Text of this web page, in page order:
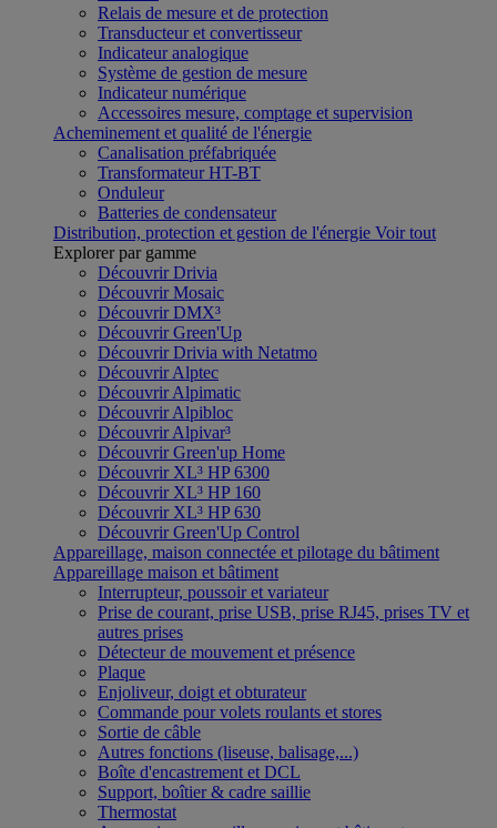
Relais de mesure et de protection
Transducteur et convertisseur
Indicateur analogique
Système de gestion de mesure
Indicateur numérique
Accessoires mesure, comptage et supervision
Acheminement et qualité de l'énergie
Canalisation préfabriquée
Transformateur HT-BT
Onduleur
Batteries de condensateur
Distribution, protection et gestion de l'énergie Voir tout
Explorer par gamme
Découvrir Drivia
Découvrir Mosaic
Découvrir DMX³
Découvrir Green'Up
Découvrir Drivia with Netatmo
Découvrir Alptec
Découvrir Alpimatic
Découvrir Alpibloc
Découvrir Alpivar³
Découvrir Green'up Home
Découvrir XL³ HP 6300
Découvrir XL³ HP 160
Découvrir XL³ HP 630
Découvrir Green'Up Control
Appareillage, maison connectée et pilotage du bâtiment
Appareillage maison et bâtiment
Interrupteur, poussoir et variateur
Prise de courant, prise USB, prise RJ45, prises TV et
autres prises
Détecteur de mouvement et présence
Plaque
Enjoliveur, doigt et obturateur
Commande pour volets roulants et stores
Sortie de câble
Autres fonctions (liseuse, balisage,...)
Boîte d'encastrement et DCL
Support, boîtier & cadre saillie
Thermostat